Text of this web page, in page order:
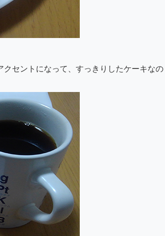
セントになって、すっきりしたケーキなの